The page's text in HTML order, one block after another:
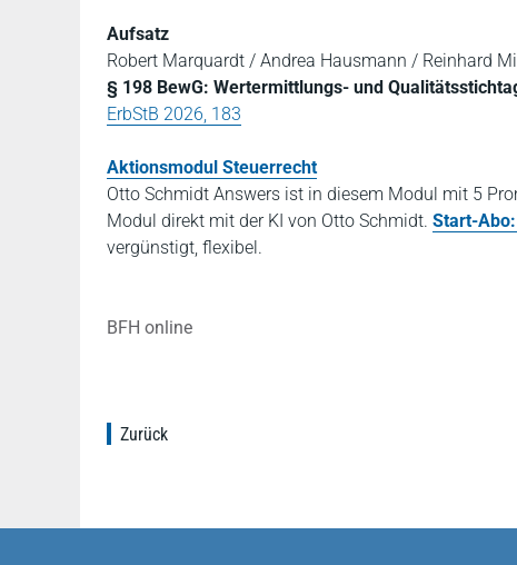
Aufsatz
Robert Marquardt / Andrea Hausmann / Reinhard
§ 198 BewG: Wertermittlungs- und
ErbStB 2026, 183
Aktionsmodul Steuerrecht
Otto Schmidt Answers ist in diesem Modul mit 5
Modul direkt mit der KI von Otto Schmidt. Start-
vergünstigt, flexibel.
BFH online
Zurück